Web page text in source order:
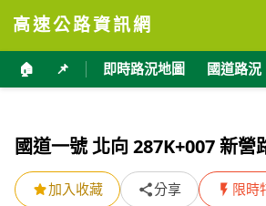
高速公路資訊網
🏠 📌 即時路況地圖 國道路況
國道一號 北向 287K+007 新營
加入收藏 分享 限時